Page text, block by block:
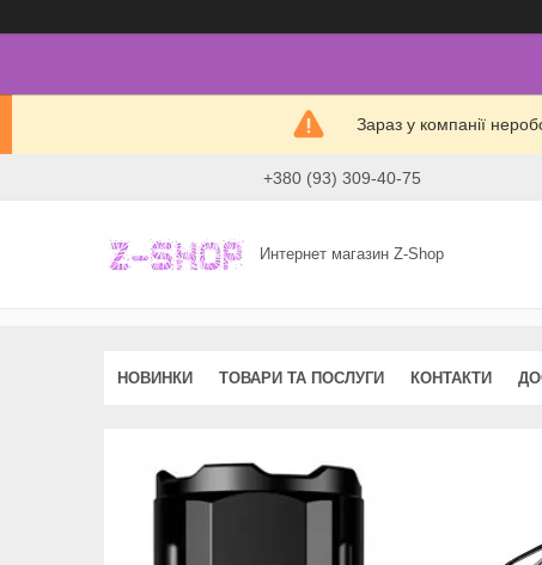
Зараз у компанії
+380 (93) 309-40-75
Интернет магазин Z-Shop
НОВИНКИ ТОВАРИ ТА ПОСЛУГИ КОНТАКТИ